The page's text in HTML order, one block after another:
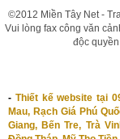
©2012 Miền Tây Net -
Vui lòng fax công văn
độc
- Thiết kế website tại
Mau, Rạch Giá Phú
Giang, Bến Tre, Trà